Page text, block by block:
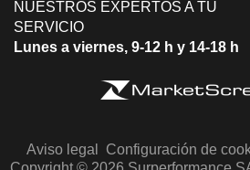
NUESTROS EXPERTOS A TU
SERVICIO
Lunes a viernes, 9-12 h y 14-18 h
Aviso legal Configuración de